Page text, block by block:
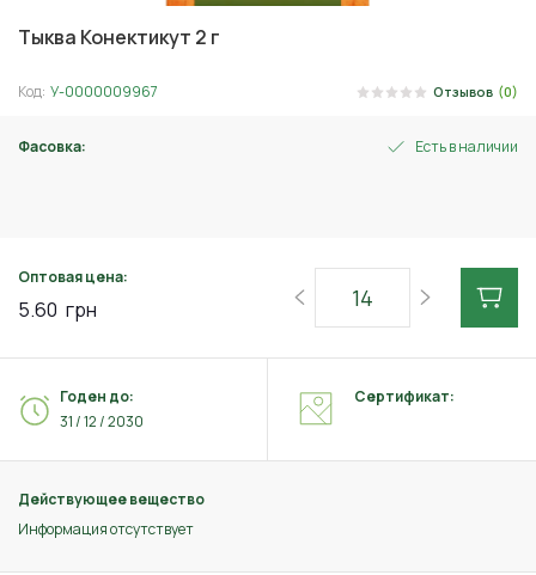
Тыква Конектикут 2 г
Код: У-0000009967 Отзывов (0)
Фасовка: Есть в наличии
Оптовая цена:
5.60 грн
Действующее вещество
Информация отсутствует
Годен до:
31 / 12 / 2030
Сертификат: